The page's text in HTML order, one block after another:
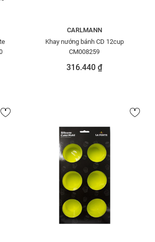
CARLMANN
Khay nướng bánh CD 12cup
CM008259
316.440 ₫